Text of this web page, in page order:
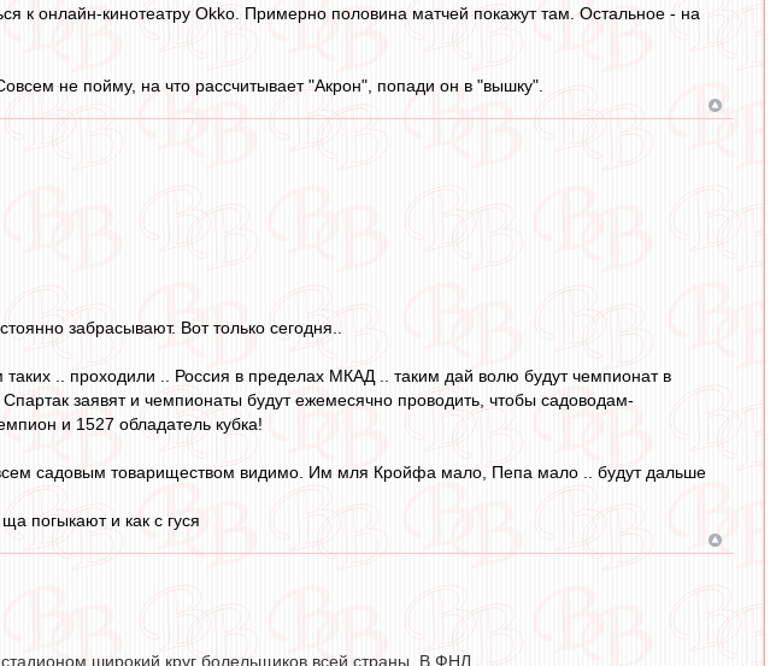
к онлайн-кинотеатру Okko. Примерно половина матчей покажут там. Остальное - на
не пойму, на что рассчитывает "Акрон", попади он в "вышку".
забрасывают. Вот только сегодня..
.. проходили .. Россия в пределах МКАД .. таким дай волю будут чемпионат в
заявят и чемпионаты будут ежемесячно проводить, чтобы садоводам-
и 1527 обладатель кубка!
садовым товариществом видимо. Им мля Кройфа мало, Пепа мало .. будут дальше
погыкают и как с гуся
широкий круг болельщиков всей страны. В ФНЛ.